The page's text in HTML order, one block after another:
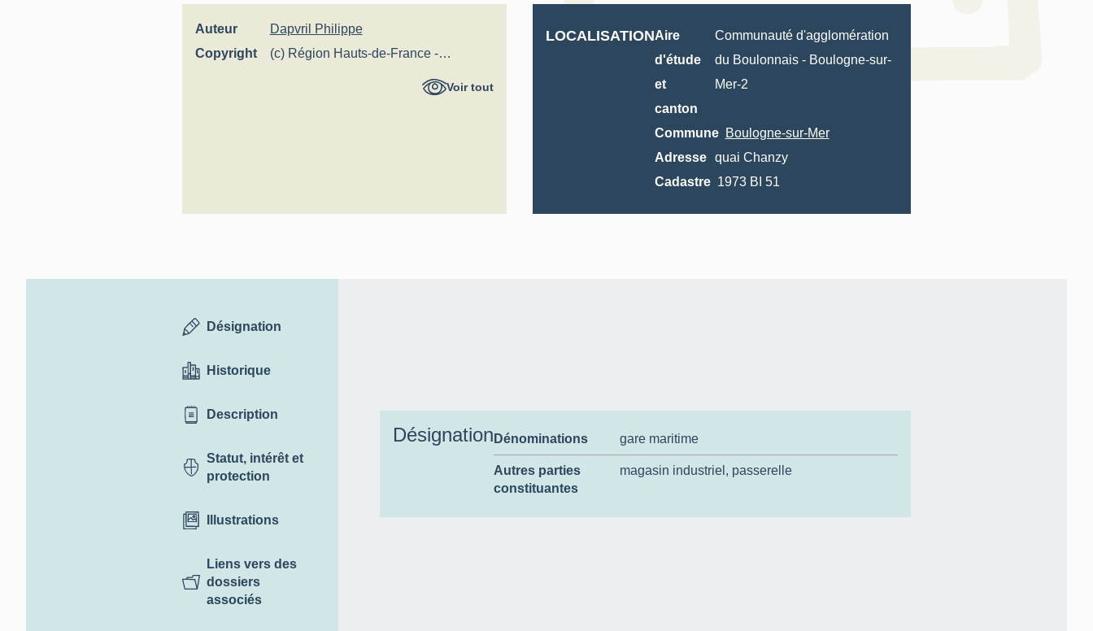
Auteur
Dapvril Philippe
Copyright
(c) Région Hauts-de-France -
Voir tout
LOCALISATIONAire
d'étude
et
canton
Communauté d'agglomération
du Boulonnais - Boulogne-sur-
Mer-2
Commune
Boulogne-sur-Mer
Adresse
quai Chanzy
Cadastre
1973 BI 51
Désignation
Historique
Description
Statut, intérêt et
protection
Illustrations
Liens vers des
dossiers
associés
Désignation Dénominations gare maritime
Autres parties
constituantes
magasin industriel , passerelle